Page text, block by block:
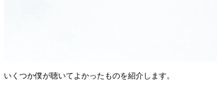
いくつか僕が聴いてよかったものを紹介します。